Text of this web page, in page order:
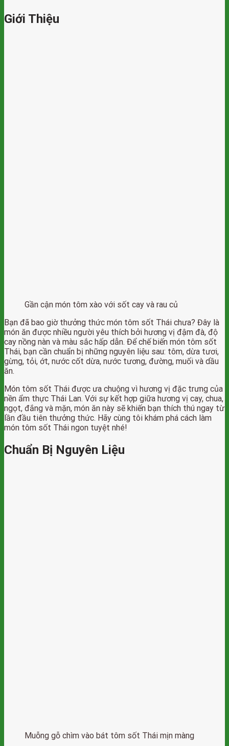
Giới Thiệu
Gần cận món tôm xào với sốt cay và rau củ
Bạn đã bao giờ thưởng thức món tôm sốt Thái chưa? Đây là
món ăn được nhiều người yêu thích bởi hương vị đậm đà, độ
cay nồng nàn và màu sắc hấp dẫn. Để chế biến món tôm sốt
Thái, bạn cần chuẩn bị những nguyên liệu sau: tôm, dừa tươi,
gừng, tỏi, ớt, nước cốt dừa, nước tương, đường, muối và dầu
ăn.
Món tôm sốt Thái được ưa chuộng vì hương vị đặc trưng của
nền ẩm thực Thái Lan. Với sự kết hợp giữa hương vị cay, chua,
ngọt, đắng và mặn, món ăn này sẽ khiến bạn thích thú ngay từ
lần đầu tiên thưởng thức. Hãy cùng tôi khám phá cách làm
món tôm sốt Thái ngon tuyệt nhé!
Chuẩn Bị Nguyên Liệu
Muỗng gỗ chìm vào bát tôm sốt Thái mịn màng